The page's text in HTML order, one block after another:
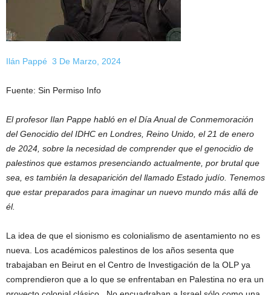
Ilán Pappé 3 De Marzo, 2024
Fuente: Sin Permiso Info
El profesor Ilan Pappe habló en el Día Anual de Conmemoración
del Genocidio del IDHC en Londres, Reino Unido, el 21 de enero
de 2024, sobre la necesidad de comprender que el genocidio de
palestinos que estamos presenciando actualmente, por brutal que
sea, es también la desaparición del llamado Estado judío. Tenemos
que estar preparados para imaginar un nuevo mundo más allá de
él.
La idea de que el sionismo es colonialismo de asentamiento no es
nueva. Los académicos palestinos de los años sesenta que
trabajaban en Beirut en el Centro de Investigación de la OLP ya
comprendieron que a lo que se enfrentaban en Palestina no era un